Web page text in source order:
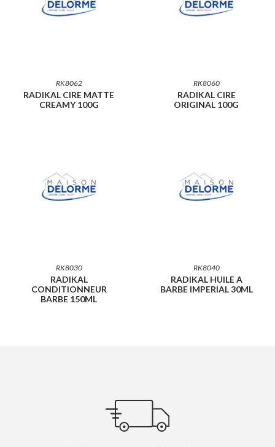
RK8062
RADIKAL CIRE MATTE
CREAMY 100G
RK8060
RADIKAL CIRE
ORIGINAL 100G
RK8030
RADIKAL
CONDITIONNEUR
BARBE 150ML
RK8040
RADIKAL HUILE A
BARBE IMPERIAL 30ML